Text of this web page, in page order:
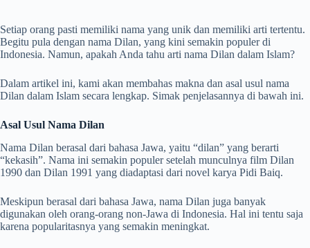
Setiap orang pasti memiliki nama yang unik dan memiliki arti tertentu.
Begitu pula dengan nama Dilan, yang kini semakin populer di
Indonesia. Namun, apakah Anda tahu arti nama Dilan dalam Islam?
Dalam artikel ini, kami akan membahas makna dan asal usul nama
Dilan dalam Islam secara lengkap. Simak penjelasannya di bawah ini.
Asal Usul Nama Dilan
Nama Dilan berasal dari bahasa Jawa, yaitu “dilan” yang berarti
“kekasih”. Nama ini semakin populer setelah munculnya film Dilan
1990 dan Dilan 1991 yang diadaptasi dari novel karya Pidi Baiq.
Meskipun berasal dari bahasa Jawa, nama Dilan juga banyak
digunakan oleh orang-orang non-Jawa di Indonesia. Hal ini tentu saja
karena popularitasnya yang semakin meningkat.